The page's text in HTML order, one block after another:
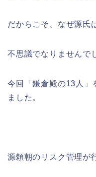
だからこそ、なぜ源氏
不思議でなりませんで
今回「鎌倉殿の13人」
ました。
源頼朝のリスク管理が